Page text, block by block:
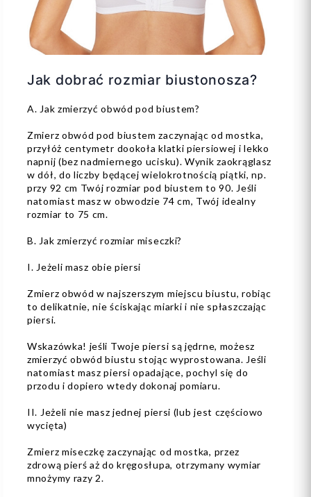
Jak dobrać rozmiar biustonosza?
A. Jak zmierzyć obwód pod biustem?
Zmierz obwód pod biustem zaczynając od mostka,
przyłóż centymetr dookoła klatki piersiowej i lekko
napnij (bez nadmiernego ucisku). Wynik zaokrąglasz
w dół, do liczby będącej wielokrotnością piątki, np.
przy 92 cm Twój rozmiar pod biustem to 90. Jeśli
natomiast masz w obwodzie 74 cm, Twój idealny
rozmiar to 75 cm.
B. Jak zmierzyć rozmiar miseczki?
I. Jeżeli masz obie piersi
Zmierz obwód w najszerszym miejscu biustu, robiąc
to delikatnie, nie ściskając miarki i nie spłaszczając
piersi.
Wskazówka! jeśli Twoje piersi są jędrne, możesz
zmierzyć obwód biustu stojąc wyprostowana. Jeśli
natomiast masz piersi opadające, pochyl się do
przodu i dopiero wtedy dokonaj pomiaru.
II. Jeżeli nie masz jednej piersi (lub jest częściowo
wycięta)
Zmierz miseczkę zaczynając od mostka, przez
zdrową pierś aż do kręgosłupa, otrzymany wymiar
mnożymy razy 2.